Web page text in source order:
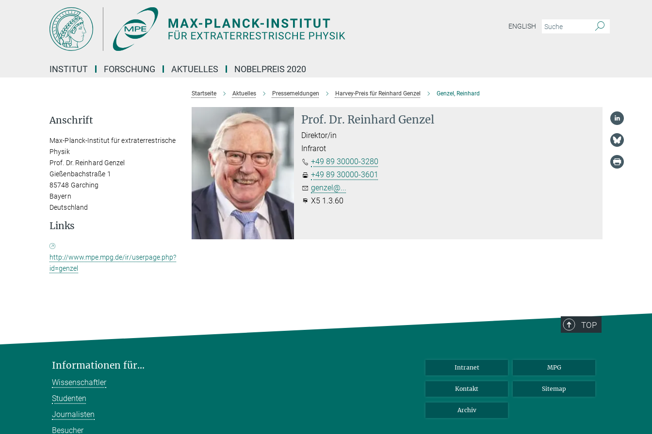
ENGLISH
INSTITUT FORSCHUNG AKTUELLES NOBELPREIS 2020
Startseite Aktuelles Pressemeldungen Harvey-Preis für Reinhard Genzel Genzel, Reinhard
Prof. Dr. Reinhard Genzel
Direktor/in
Infrarot
+49 89 30000-3280
+49 89 30000-3601
genzel@...
X5 1.3.60
Anschrift
Max-Planck-Institut für extraterrestrische
Physik
Prof. Dr. Reinhard Genzel
Gießenbachstraße 1
85748 Garching
Bayern
Deutschland
Links
http://www.mpe.mpg.de/ir/userpage.php?
id=genzel
TOP
Informationen für...
Wissenschaftler
Studenten
Journalisten
Besucher
Intranet MPG
Kontakt Sitemap
Archiv